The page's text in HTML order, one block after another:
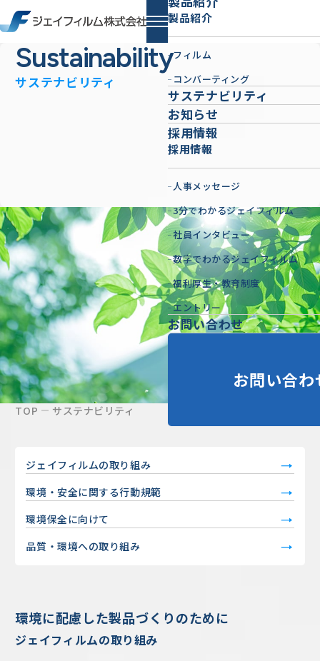
製品紹介
フィルム
コンバーティング
サステナビリティ
お知らせ
採用情報
採用情報
人事メッセージ
3分でわかるジェイフィルム
社員インタビュー
数字でわかるジェイフィルム
福利厚生・教育制度
エントリー
お問い合わせ
お問い合わ
Sustainability
サステナビリティ
TOP サステナビリティ
ジェイフィルムの取り組み
環境・安全に関する行動規範
環境保全に向けて
品質・環境への取り組み
環境に配慮した製品づくりのために
ジェイフィルムの取り組み